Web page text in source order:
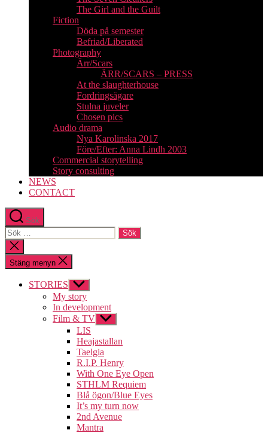
The Girl and the Guilt
Fiction
Döda på semester
Befriad/Liberated
Photography
Ärr/Scars
ÄRR/SCARS – PRESS
At the slaughterhouse
Fordringsägare
Stulna juveler
Chosen pics
Audio drama
Nya Karolinska 2017
Före/Efter: Anna Lindh 2003
Commercial storytelling
Story consulting
NEWS
CONTACT
Sök
Sök
efter:
Stäng
sökningen
Stäng menyn
STORIES Visa
undermeny
My story
In development
Film & TV Visa
undermeny
LIS
Heajastallan
Taelgia
R.I.P. Henry
With One Eye Open
STHLM Requiem
Blå ögon/Blue Eyes
It’s my turn now
2nd Avenue
Mantra